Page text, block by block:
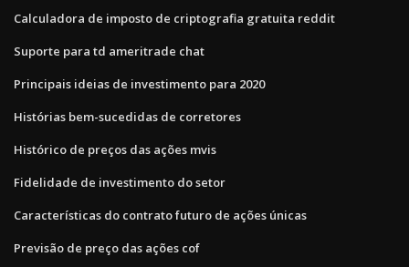
Calculadora de imposto de criptografia gratuita reddit
Suporte para td ameritrade chat
Principais ideias de investimento para 2020
Histórias bem-sucedidas de corretores
Histórico de preços das ações mvis
Fidelidade de investimento do setor
Características do contrato futuro de ações únicas
Previsão de preço das ações cof